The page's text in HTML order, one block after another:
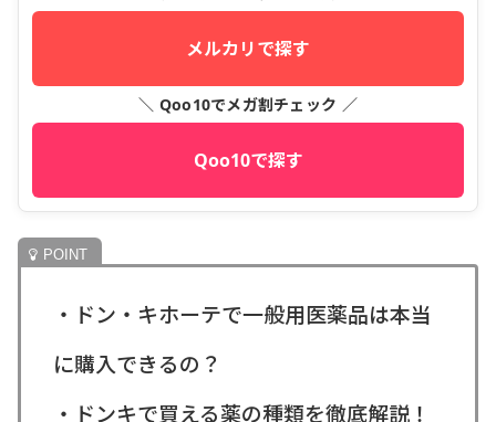
メルカリで探す
＼ Qoo10でメガ割チェック ／
Qoo10で探す
・ドン・キホーテで一般用医薬品は本当
に購入できるの？
・ドンキで買える薬の種類を徹底解説！